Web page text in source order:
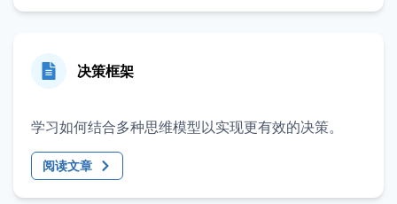
决策框架
学习如何结合多种思维模型以实现更有效的决策。
阅读文章